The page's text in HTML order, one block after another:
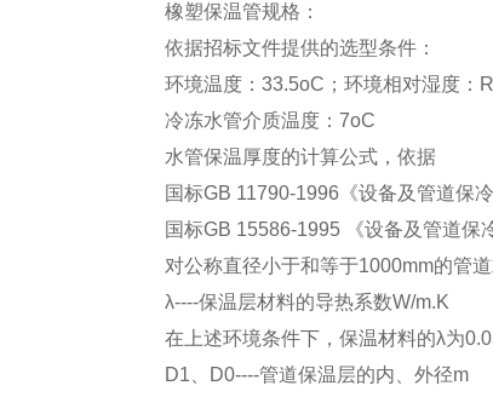
橡塑保温管规格：
依据招标文件提供的选型条件：
环境温度：33.5oC；环境相对湿度：
冷冻水管介质温度：7oC
水管保温厚度的计算公式，依据
国标GB 11790-1996《设备及管道保冷
国标GB 15586-1995 《设备及管道保
对公称直径小于和等于1000mm的管
λ----保温层材料的导热系数W/m.K
在上述环境条件下，保温材料的λ为
D1、D0----管道保温层的内、外径m